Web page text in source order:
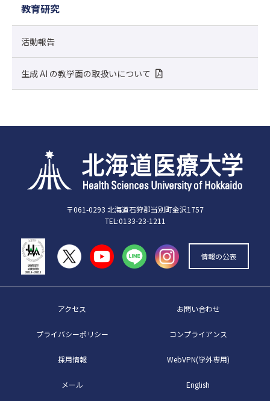
教育研究
活動報告
生成 AI の教学面の取扱いについて
〒061-0293 北海道石狩郡当別町金沢1757
TEL:0133-23-1211
情報の公表
アクセス お問い合わせ
プライバシーポリシー コンプライアンス
採用情報 WebVPN(学外専用)
メール English